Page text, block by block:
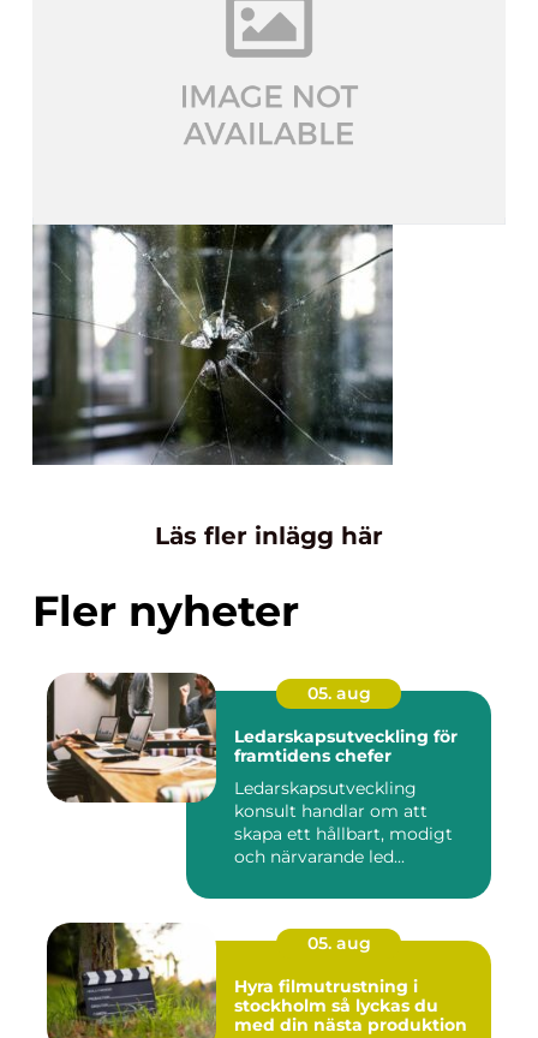
Läs fler inlägg här
Fler nyheter
05. aug
Ledarskapsutveckling för
framtidens chefer
Ledarskapsutveckling
konsult handlar om att
skapa ett hållbart, modigt
och närvarande led...
05. aug
Hyra filmutrustning i
stockholm så lyckas du
med din nästa produktion